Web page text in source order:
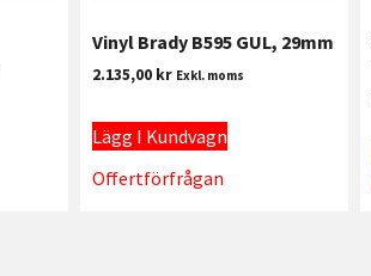
Vinyl Brady B595 GUL, 29mm
2.135,00 kr Exkl. moms
Lägg I Kundvagn
Offertförfrågan